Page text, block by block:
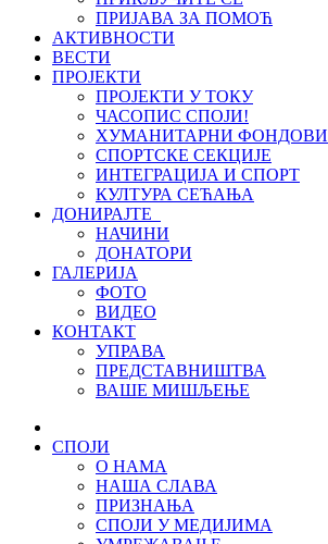
ПРИЈАВА ЗА ПОМОЋ
АКТИВНОСТИ
ВЕСТИ
ПРОЈЕКТИ
ПРОЈЕКТИ У ТОКУ
ЧАСОПИС СПОЈИ!
ХУМАНИТАРНИ ФОНДОВИ
СПОРТСКЕ СЕКЦИЈЕ
ИНТЕГРАЦИЈА И СПОРТ
КУЛТУРА СЕЋАЊА
ДОНИРАЈТЕ
НАЧИНИ
ДОНАТОРИ
ГАЛЕРИЈА
ФОТО
ВИДЕО
КОНТАКТ
УПРАВА
ПРЕДСТАВНИШТВА
ВАШЕ МИШЉЕЊЕ
СПОЈИ
О НАМА
НАША СЛАВА
ПРИЗНАЊА
СПОЈИ У МЕДИЈИМА